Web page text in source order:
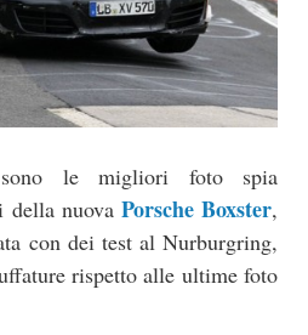
sono le migliori foto spia
nuova Porsche Boxster,
con dei test al Nurburgring,
rispetto alle ultime foto